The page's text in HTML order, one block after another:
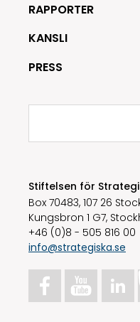
RAPPORTER
KANSLI
PRESS
Sök
Stiftelsen för
Box 70483, 107 26
Kungsbron 1 G7,
+46 (0)8 - 505 816 00
info@strategiska.se